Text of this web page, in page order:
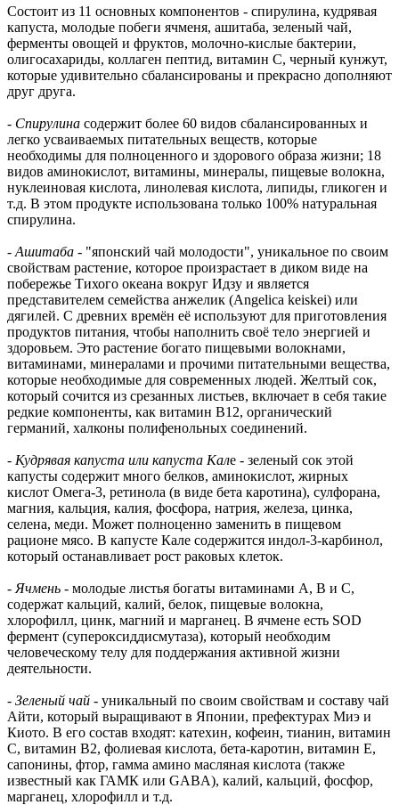
Состоит из 11 основных компонентов - спирулина, кудрявая
капуста, молодые побеги ячменя, ашитаба, зеленый чай,
ферменты овощей и фруктов, молочно-кислые бактерии,
олигосахариды, коллаген пептид, витамин С, черный кунжут,
которые удивительно сбалансированы и прекрасно дополняют
друг друга.
- Спирулина содержит более 60 видов сбалансированных и
легко усваиваемых питательных веществ, которые
необходимы для полноценного и здорового образа жизни; 18
видов аминокислот, витамины, минералы, пищевые волокна,
нуклеиновая кислота, линолевая кислота, липиды, гликоген и
т.д. В этом продукте использована только 100% натуральная
спирулина.
- Ашитаба - "японский чай молодости", уникальное по своим
свойствам растение, которое произрастает в диком виде на
побережье Тихого океана вокруг Идзу и является
представителем семейства анжелик (Angelica keiskei) или
дягилей. С древних времён её используют для приготовления
продуктов питания, чтобы наполнить своё тело энергией и
здоровьем. Это растение богато пищевыми волокнами,
витаминами, минералами и прочими питательными вещества,
которые необходимые для современных людей. Желтый сок,
который сочится из срезанных листьев, включает в себя такие
редкие компоненты, как витамин B12, органический
германий, халконы полифенольных соединений.
- Кудрявая капуста или капуста Кале - зеленый сок этой
капусты содержит много белков, аминокислот, жирных
кислот Омега-3, ретинола (в виде бета каротина), сулфорана,
магния, кальция, калия, фосфора, натрия, железа, цинка,
селена, меди. Может полноценно заменить в пищевом
рационе мясо. В капусте Кале содержится индол-3-карбинол,
который останавливает рост раковых клеток.
- Ячмень - молодые листья богаты витаминами А, В и С,
содержат кальций, калий, белок, пищевые волокна,
хлорофилл, цинк, магний и марганец. В ячмене есть SOD
фермент (супероксиддисмутаза), который необходим
человеческому телу для поддержания активной жизни
деятельности.
- Зеленый чай - уникальный по своим свойствам и составу чай
Айти, который выращивают в Японии, префектурах Миэ и
Киото. В его состав входят: катехин, кофеин, тианин, витамин
С, витамин В2, фолиевая кислота, бета-каротин, витамин Е,
сапонины, фтор, гамма амино масляная кислота (также
известный как ГАМК или GABA), калий, кальций, фосфор,
марганец, хлорофилл и т.д.